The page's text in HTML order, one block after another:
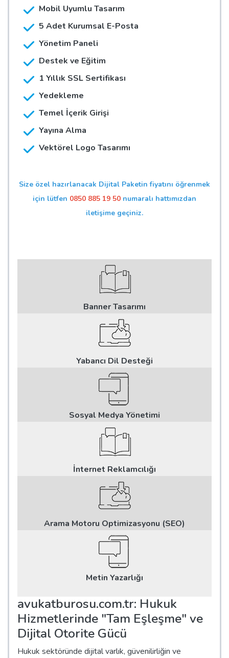
Mobil Uyumlu Tasarım
5 Adet Kurumsal E-Posta
Yönetim Paneli
Destek ve Eğitim
1 Yıllık SSL Sertifikası
Yedekleme
Temel İçerik Girişi
Yayına Alma
Vektörel Logo Tasarımı
Size özel hazırlanacak Dijital Paketin fiyatını öğrenmek
için lütfen 0850 885 19 50 numaralı hattımızdan
iletişime geçiniz.
Banner Tasarımı
Yabancı Dil Desteği
Sosyal Medya Yönetimi
İnternet Reklamcılığı
Arama Motoru Optimizasyonu (SEO)
Metin Yazarlığı
avukatburosu.com.tr: Hukuk
Hizmetlerinde "Tam Eşleşme" ve
Dijital Otorite Gücü
Hukuk sektöründe dijital varlık, güvenilirliğin ve